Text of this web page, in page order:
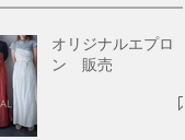
オリジナルエプロ
ン 販売